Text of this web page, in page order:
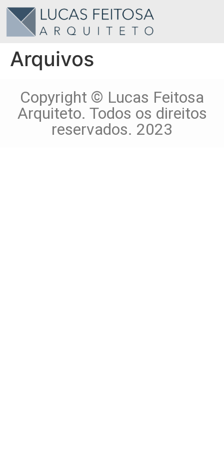
Arquivos
Copyright © Lucas Feitosa
Arquiteto. Todos os direitos
reservados. 2023